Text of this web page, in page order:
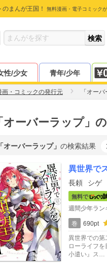
まんが王国！ 無料漫画・電子コミック
性/少女 青年/少年
画・コミックの発行元 「オー
オーバーラップ」
「オーバーラップ」 の検索結果
異世界で
長頼 シゲ
無料で
週間少年ラン
巻 690pt
異世界での
ローライフ
小遣い』ス…